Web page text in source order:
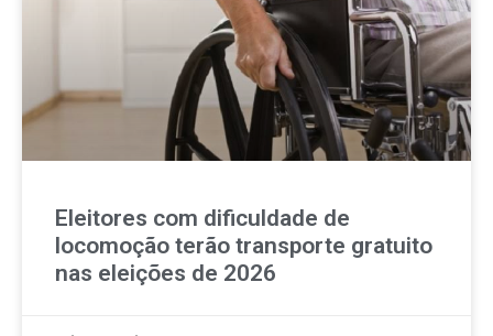
Eleitores com dificuldade de
locomoção terão transporte gratuito
nas eleições de 2026